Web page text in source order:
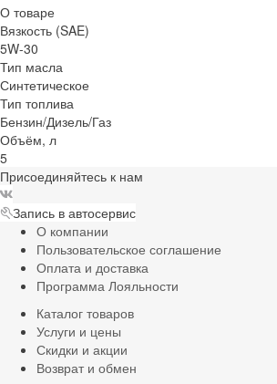
О товаре
Вязкость (SAE)
5W-30
Тип масла
Синтетическое
Тип топлива
Бензин/Дизель/Газ
Объём, л
5
Присоединяйтесь к нам
Запись в автосервис
О компании
Пользовательское соглашение
Оплата и доставка
Программа Лояльности
Каталог товаров
Услуги и цены
Скидки и акции
Возврат и обмен